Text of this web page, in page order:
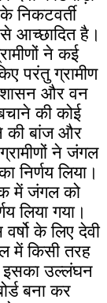
निकटवर्ती
आच्छादित है।
ने कई
परंतु ग्रामीण
और वन
की कोई
की बांज और
ने जंगल
निर्णय लिया।
में जंगल को
लिया गया।
के लिए देवी
में किसी तरह
इसका उल्लंघन
बना कर